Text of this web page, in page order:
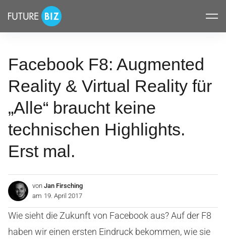
überspringen
FUTUREBIZ
Facebook F8: Augmented
Reality & Virtual Reality für
„Alle“ braucht keine
technischen Highlights.
Erst mal.
von Jan Firsching
am 19. April 2017
Wie sieht die Zukunft von Facebook aus? Auf der F8
haben wir einen ersten Eindruck bekommen, wie sie